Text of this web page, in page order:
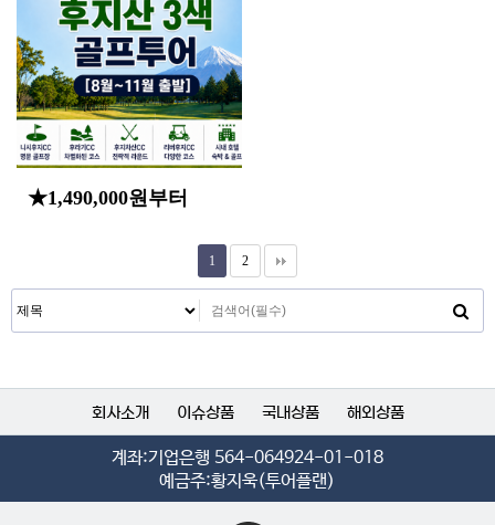
회사소개 이슈상품 국내상품 해외상품
계좌:기업은행 564-064924-01-018
예금주:황지욱(투어플랜)